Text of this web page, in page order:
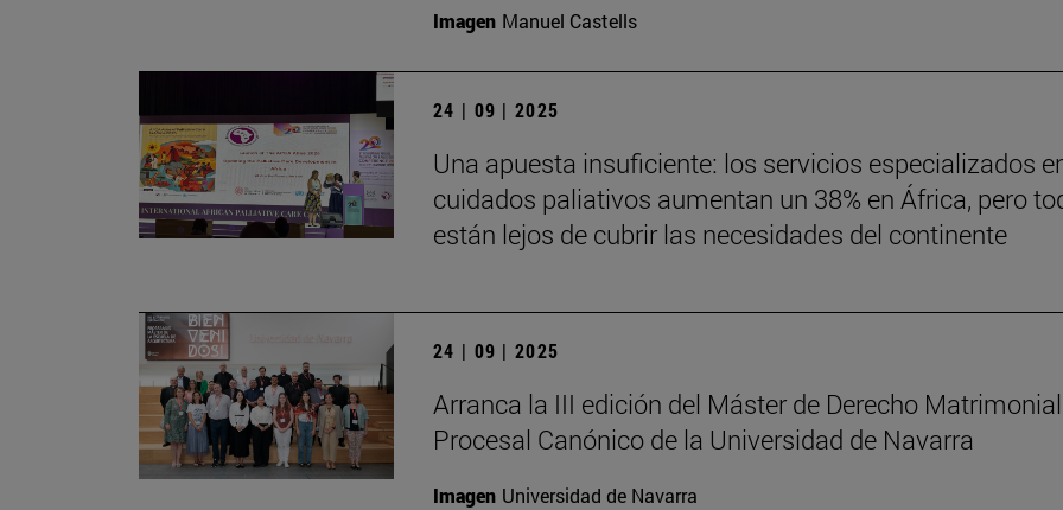
Imagen Manuel Castells
24 | 09 | 2025
Una apuesta insuficiente: los servicios especializados
cuidados paliativos aumentan un 38% en África, pero
están lejos de cubrir las necesidades del continente
24 | 09 | 2025
Arranca la III edición del Máster de Derecho
Procesal Canónico de la Universidad de Navarra
Imagen Universidad de Navarra